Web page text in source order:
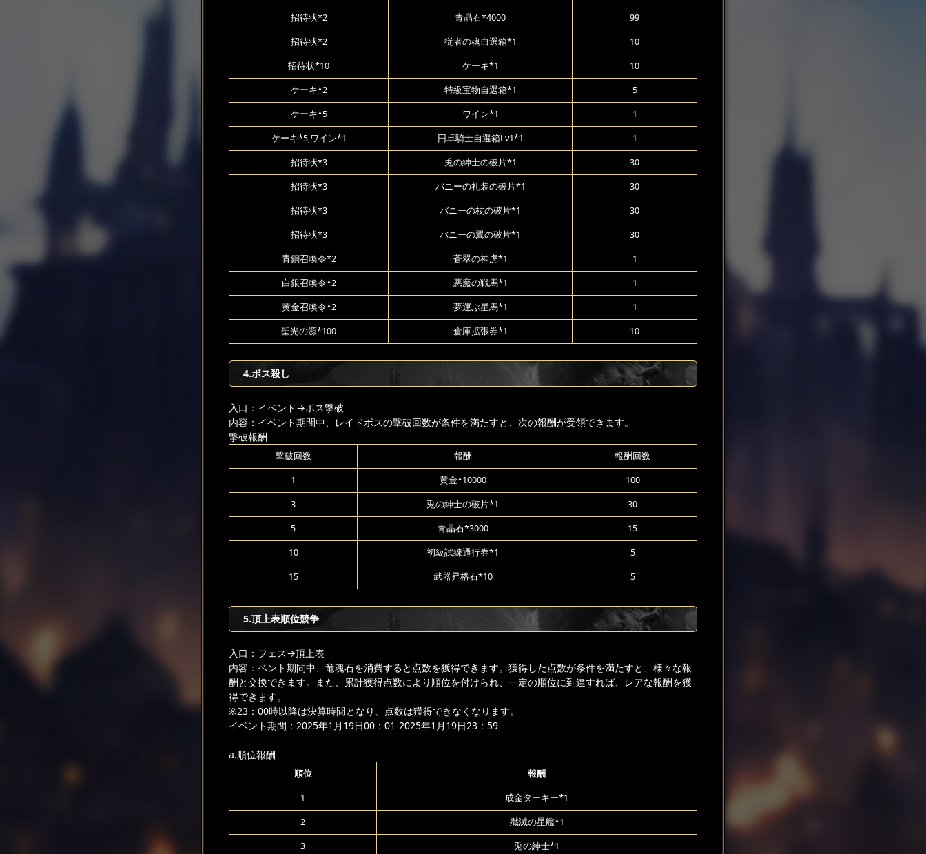
招待状*2 青晶石*4000 99
招待状*2 従者の魂自選箱*1 10
招待状*10 ケーキ*1 10
ケーキ*2 特級宝物自選箱*1 5
ケーキ*5 ワイン*1 1
ケーキ*5,ワイン*1 円卓騎士自選箱Lv1*1 1
招待状*3 兎の紳士の破片*1 30
招待状*3 バニーの礼装の破片*1 30
招待状*3 バニーの杖の破片*1 30
招待状*3 バニーの翼の破片*1 30
青銅召喚令*2 蒼翠の神虎*1 1
白銀召喚令*2 悪魔の戦馬*1 1
黄金召喚令*2 夢運ぶ星馬*1 1
聖光の源*100 倉庫拡張券*1 10
4.ボス殺し
入口：イベント →ボス撃破
内容：イベント期間中、レイドボスの撃破回数が条件を満たすと、次の報酬が受領できます。
撃破報酬
撃破回数 報酬 報酬回数
1 黄金*10000 100
3 兎の紳士の破片*1 30
5 青晶石*3000 15
10 初級試練通行券*1 5
15 武器昇格石*10 5
5.頂上表順位競争
入口：フェス→頂上表
内容：ベント期間中、竜魂石を消費すると点数を獲得できます。獲得した点数が条件を満たすと、様々な報
酬と交換できます。また、累計獲得点数により順位を付けられ、一定の順位に到達すれば、レアな報酬を獲
得できます。
※23：00時以降は決算時間となり、点数は獲得できなくなります。
イベント期間：2025年1月19日00：01-2025年1月19日23：59
a.順位報酬
順位 報酬
1 成金ターキー*1
2 殲滅の星艦*1
3 兎の紳士*1